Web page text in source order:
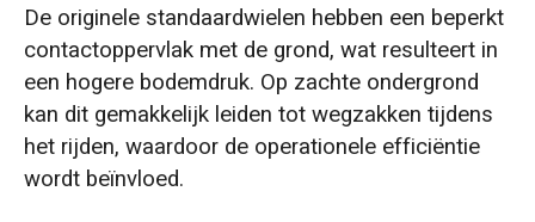
De originele standaardwielen hebben een beperkt
contactoppervlak met de grond, wat resulteert in
een hogere bodemdruk. Op zachte ondergrond
kan dit gemakkelijk leiden tot wegzakken tijdens
het rijden, waardoor de operationele efficiëntie
wordt beïnvloed.